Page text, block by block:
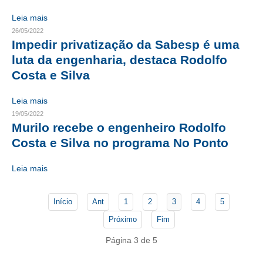
CURSOS
ENGENHEIRO EMPREENDEDOR
BENEFÍCIOS
APOSENTADORIA
CONVÊNIOS
Leia mais
26/05/2022
Impedir privatização da Sabesp é uma
luta da engenharia, destaca Rodolfo
Costa e Silva
Leia mais
19/05/2022
Murilo recebe o engenheiro Rodolfo
Costa e Silva no programa No Ponto
Leia mais
Início Ant 1 2 3 4
5
Próximo
Fim
Página 3 de 5